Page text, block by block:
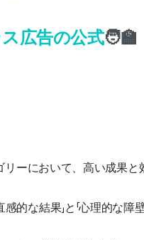
広告の公式🧑‍🏫
ーにおいて、高い成果と
な結果」と「心理的な障